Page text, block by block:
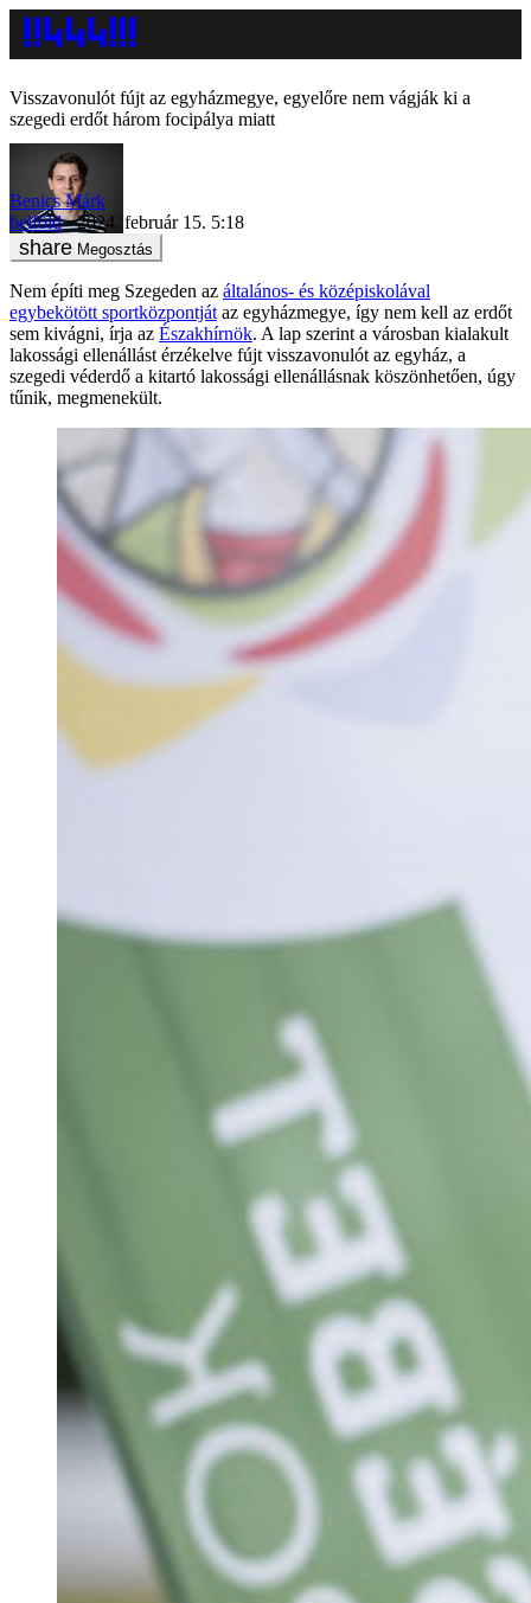
Visszavonulót fújt az egyházmegye, egyelőre nem vágják ki a
szegedi erdőt három focipálya miatt
Benics Márk
belföld
2024. február 15. 5:18
Megosztás
Nem építi meg Szegeden az általános- és középiskolával
egybekötött sportközpontját az egyházmegye, így nem kell az erdőt
sem kivágni, írja az Északhírnök. A lap szerint a városban kialakult
lakossági ellenállást érzékelve fújt visszavonulót az egyház, a
szegedi véderdő a kitartó lakossági ellenállásnak köszönhetően, úgy
tűnik, megmenekült.